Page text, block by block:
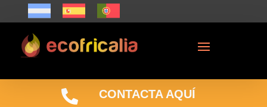
 CONTACTA AQUÍ